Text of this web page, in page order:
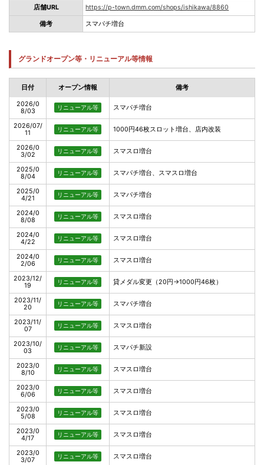
店舗URL https://p-town.dmm.com/shops/ishikawa/8860
備考 スマパチ増台
グランドオープン等・リニューアル等情報
日付 オープン情報 備考
2026/0
8/03
リニューアル等 スマパチ増台
2026/07/
11
リニューアル等 1000円46枚スロット増台、店内改装
2026/0
3/02
リニューアル等 スマスロ増台
2025/0
8/04
リニューアル等 スマパチ増台、スマスロ増台
2025/0
4/21
リニューアル等 スマパチ増台
2024/0
8/08
リニューアル等 スマスロ増台
2024/0
4/22
リニューアル等 スマスロ増台
2024/0
2/06
リニューアル等 スマスロ増台
2023/12/
19
リニューアル等 貸メダル変更（20円→1000円46枚）
2023/11/
20
リニューアル等 スマパチ増台
2023/11/
07
リニューアル等 スマスロ増台
2023/10/
03
リニューアル等 スマパチ新設
2023/0
8/10
リニューアル等 スマスロ増台
2023/0
6/06
リニューアル等 スマスロ増台
2023/0
5/08
リニューアル等 スマスロ増台
2023/0
4/17
リニューアル等 スマスロ増台
2023/0
3/07
リニューアル等 スマスロ増台